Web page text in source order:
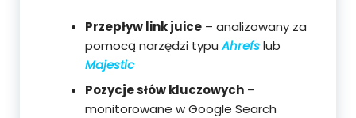
Przepływ link juice – analizowany za
pomocą narzędzi typuAhrefslub
Majestic
Pozycje słów kluczowych –
monitorowane w Google Search